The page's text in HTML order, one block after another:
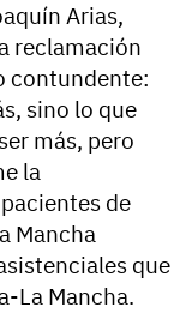
Arias,
reclamación
contundente:
sino lo que
más, pero
la
de
Mancha
que
La Mancha.